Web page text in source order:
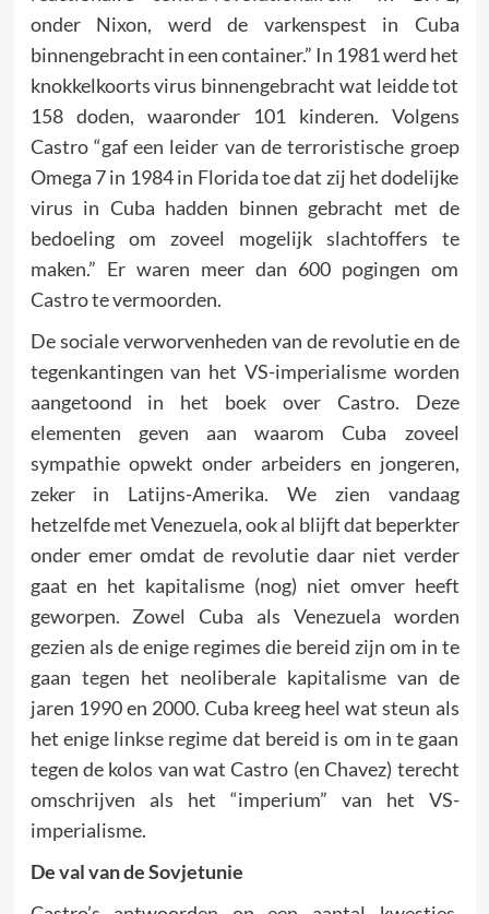
onder Nixon, werd de varkenspest in Cuba
binnengebracht in een container.” In 1981 werd het
knokkelkoorts virus binnengebracht wat leidde tot
158 doden, waaronder 101 kinderen. Volgens
Castro “gaf een leider van de terroristische groep
Omega 7 in 1984 in Florida toe dat zij het dodelijke
virus in Cuba hadden binnen gebracht met de
bedoeling om zoveel mogelijk slachtoffers te
maken.” Er waren meer dan 600 pogingen om
Castro te vermoorden.
De sociale verworvenheden van de revolutie en de
tegenkantingen van het VS-imperialisme worden
aangetoond in het boek over Castro. Deze
elementen geven aan waarom Cuba zoveel
sympathie opwekt onder arbeiders en jongeren,
zeker in Latijns-Amerika. We zien vandaag
hetzelfde met Venezuela, ook al blijft dat beperkter
onder emer omdat de revolutie daar niet verder
gaat en het kapitalisme (nog) niet omver heeft
geworpen. Zowel Cuba als Venezuela worden
gezien als de enige regimes die bereid zijn om in te
gaan tegen het neoliberale kapitalisme van de
jaren 1990 en 2000. Cuba kreeg heel wat steun als
het enige linkse regime dat bereid is om in te gaan
tegen de kolos van wat Castro (en Chavez) terecht
omschrijven als het “imperium” van het VS-
imperialisme.
De val van de Sovjetunie